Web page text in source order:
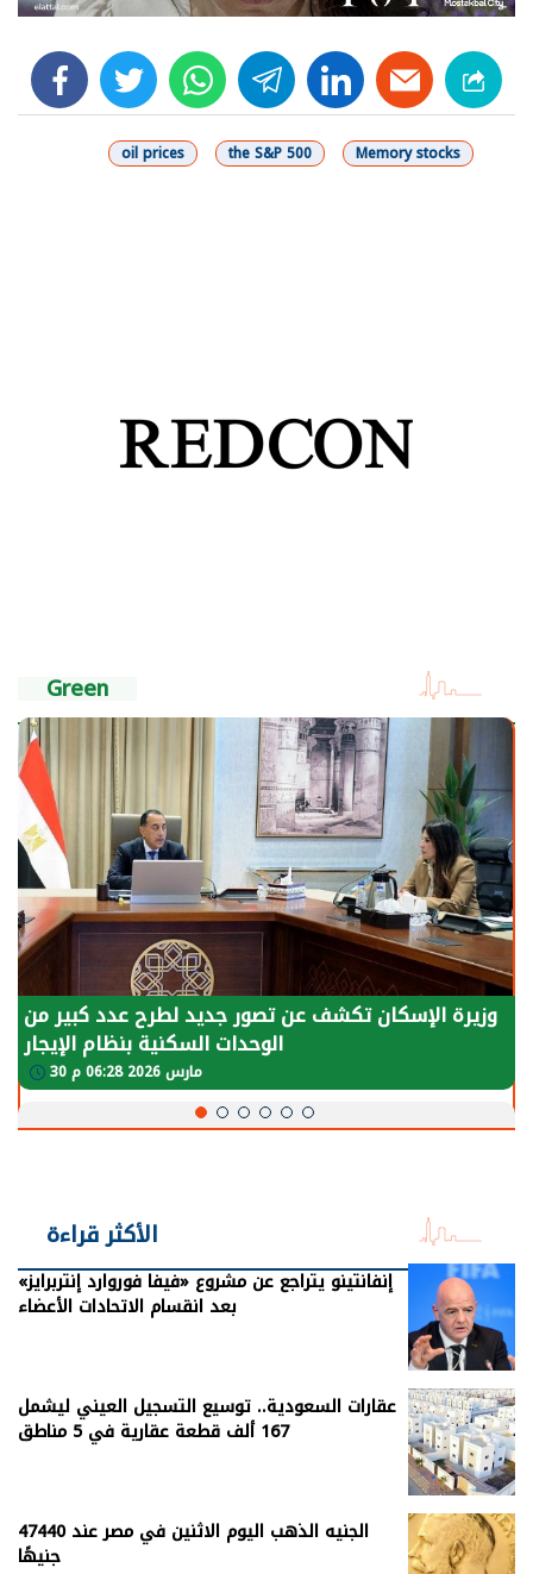
facebooktwitter whats telegramlinkedin
oil prices the S&P 500 Memory stocks
Green
وزيرة الإسكان تكشف عن تصور جديد لطرح عدد كبير من
الوحدات السكنية بنظام الإيجار
30 مارس 2026 06:28 م
الأكثر قراءة
إنفانتينو يتراجع عن مشروع «فيفا فوروارد إنتربرايز»
بعد انقسام الاتحادات الأعضاء
عقارات السعودية.. توسيع التسجيل العيني ليشمل
167 ألف قطعة عقارية في 5 مناطق
الجنيه الذهب اليوم الاثنين في مصر عند 47440
جنيهًا